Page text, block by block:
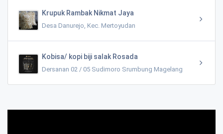
Krupuk Rambak Nikmat Jaya
Desa Danurejo, Kec. Mertoyudan
Kobisa/ kopi biji salak Rosada
Dersanan 02 / 05 Sudimoro Srumbung Magelang